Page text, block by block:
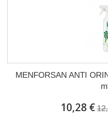
MENFORSAN ANTI
10,28 €